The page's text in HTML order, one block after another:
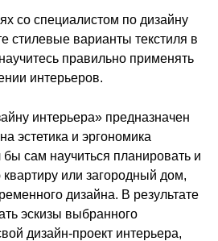
со специалистом по дизайну
стилевые варианты текстиля в
правильно применять
интерьеров.
интерьера» предназначен
эстетика и эргономика
сам научиться планировать и
или загородный дом,
дизайна. В результате
эскизы выбранного
дизайн-проект интерьера,